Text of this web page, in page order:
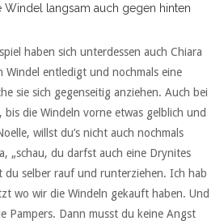
Windel langsam auch gegen hinten
haben sich unterdessen auch Chiara
Windel entledigt und nochmals eine
sie sich gegenseitig anziehen. Auch bei
die Windeln vorne etwas gelblich und
willst du’s nicht auch nochmals
„schau, du darfst auch eine Drynites
du selber rauf und runterziehen. Ich hab
wo wir die Windeln gekauft haben. Und
Pampers. Dann musst du keine Angst